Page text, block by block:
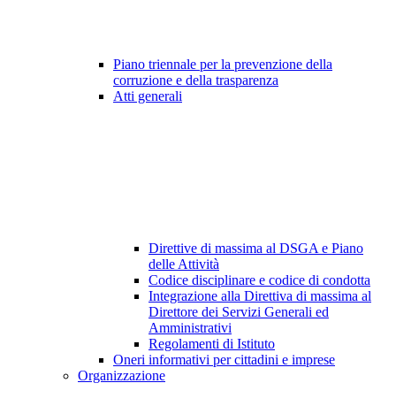
Piano triennale per la prevenzione della
corruzione e della trasparenza
Atti generali
Direttive di massima al DSGA e Piano
delle Attività
Codice disciplinare e codice di condotta
Integrazione alla Direttiva di massima al
Direttore dei Servizi Generali ed
Amministrativi
Regolamenti di Istituto
Oneri informativi per cittadini e imprese
Organizzazione